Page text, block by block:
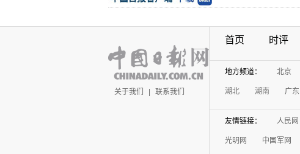
关于我们 | 联系我们
首页 时评
地方频道： 北京
湖北 湖南 广东
友情链接： 人民网
光明网 中国军网